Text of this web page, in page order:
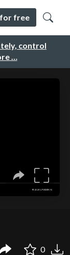
control
…
for free
0